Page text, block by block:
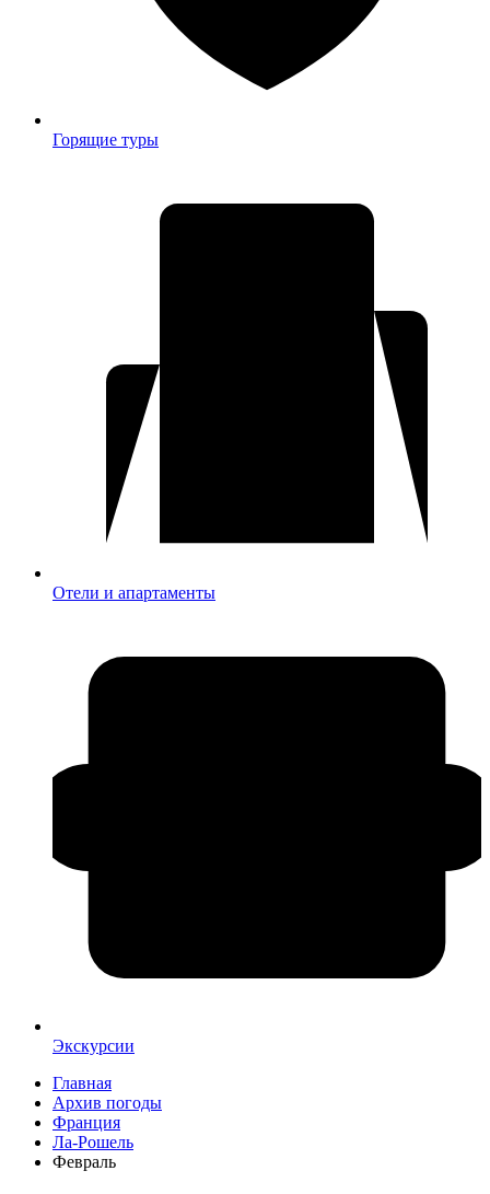
Горящие туры
Отели и апартаменты
Экскурсии
Главная
Архив погоды
Франция
Ла-Рошель
Февраль